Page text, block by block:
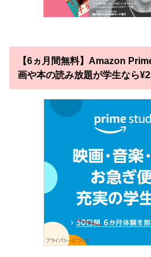
【6ヵ月間無料】Amazon
画や本の読み放題が学生なら